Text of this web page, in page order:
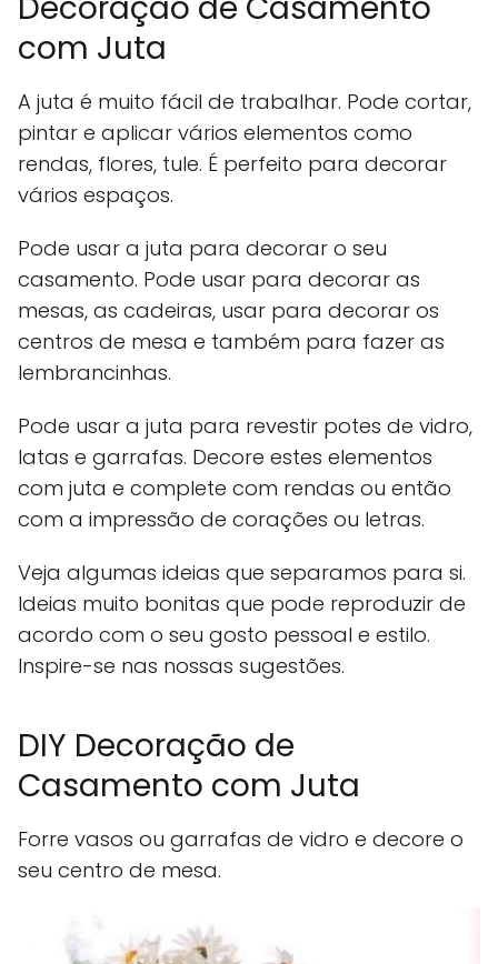
Decoração de Casamento
com Juta
A juta é muito fácil de trabalhar. Pode cortar,
pintar e aplicar vários elementos como
rendas, flores, tule. É perfeito para decorar
vários espaços.
Pode usar a juta para decorar o seu
casamento. Pode usar para decorar as
mesas, as cadeiras, usar para decorar os
centros de mesa e também para fazer as
lembrancinhas.
Pode usar a juta para revestir potes de vidro,
latas e garrafas. Decore estes elementos
com juta e complete com rendas ou então
com a impressão de corações ou letras.
Veja algumas ideias que separamos para si.
Ideias muito bonitas que pode reproduzir de
acordo com o seu gosto pessoal e estilo.
Inspire-se nas nossas sugestões.
DIY Decoração de
Casamento com Juta
Forre vasos ou garrafas de vidro e decore o
seu centro de mesa.